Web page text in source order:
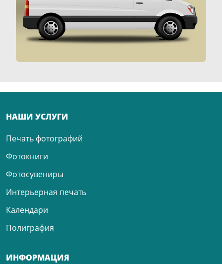
НАШИ УСЛУГИ
Печать фотографий
Фотокниги
Фотосувениры
Интерьерная печать
Календари
Полиграфия
ИНФОРМАЦИЯ